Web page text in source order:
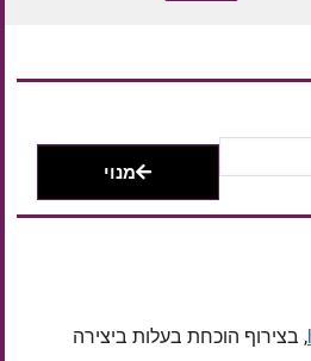
מנוי
, בצירוף הוכחת בעלות ביצירה